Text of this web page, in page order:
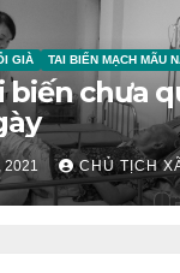
GIÀ TAI BIẾN MẠCH MÃU
biến chưa
2021 CHỦ TỊCH